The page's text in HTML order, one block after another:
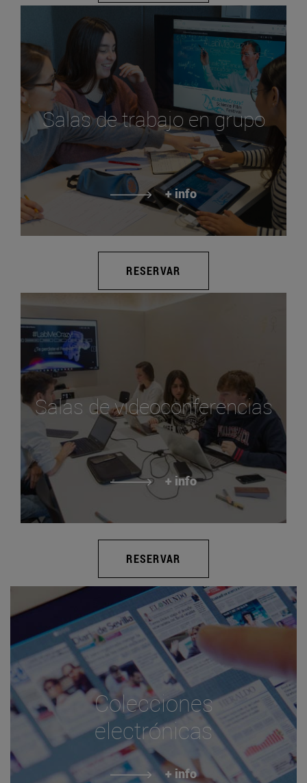
Salas de trabajo en grupo
+ info
RESERVAR
Salas de videoconferencias
+ info
RESERVAR
Colecciones
electrónicas
+ info